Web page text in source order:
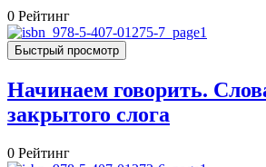
0 Рейтинг
Быстрый просмотр
Начинаем говорить.
закрытого слога
0 Рейтинг